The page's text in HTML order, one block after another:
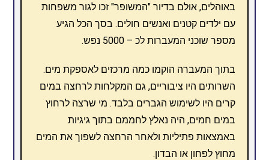
באוהלים, אולם בדיור "המשופר" זכו לגור משפחות
עם ילדים קטנים ואנשים חולים. בסך הכל הגיע
מספר שוכני המעברות לכ – 5000 נפש.
בתוך המעברה הוקמו כמה מרכזים לאספקת מים.
השרותים היו ציבוריים, גם המקלחות לרחצה במים
קרים היו לשימוש הגברים בלבד. מי שרצה לרחוץ
במים חמים, היה נאלץ לחממם בתוך גיגיות
באמצאות פתיליות ולאחר הרחצה לשפוך את המים
מחוץ לפחון או הבדון.